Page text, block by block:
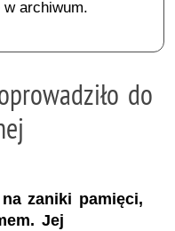
archiwum.
do
zaniki pamięci,
Jej